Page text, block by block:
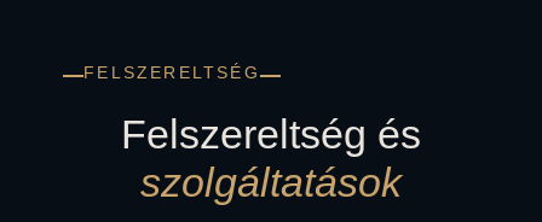
Felszereltség és
szolgáltatások
FELSZERELTSÉG